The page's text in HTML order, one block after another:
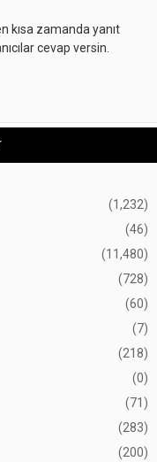
kısa zamanda yanıt
cevap versin.
(1,232)
(46)
(11,480)
(728)
(60)
(7)
(218)
(0)
(71)
(283)
(200)